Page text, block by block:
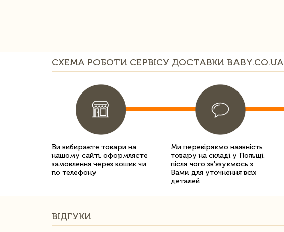
СХЕМА РОБОТИ СЕРВІСУ ДОСТАВКИ BABY.CO.UA
Ви вибираєте товари на
нашому сайті, оформляєте
замовлення через кошик чи
по телефону
Ми перевіряємо наявність
товару на складі у Польщі,
після чого зв'язуємось з
Вами для уточнення всіх
деталей
ВІДГУКИ